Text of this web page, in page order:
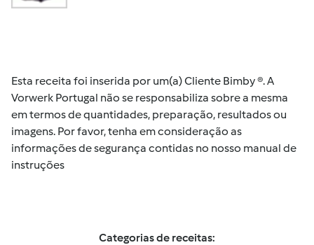
Esta receita foi inserida por um(a) Cliente Bimby ®. A
Vorwerk Portugal não se responsabiliza sobre a mesma
em termos de quantidades, preparação, resultados ou
imagens. Por favor, tenha em consideração as
informações de segurança contidas no nosso manual de
instruções
Categorias de receitas: